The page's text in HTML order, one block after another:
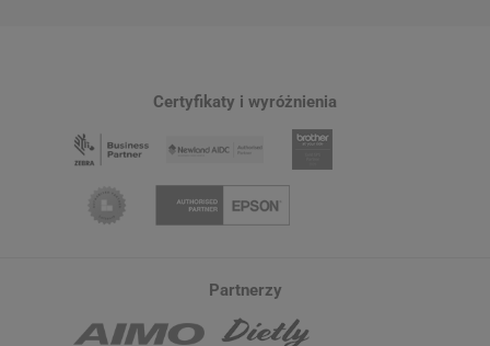
Certyfikaty i wyróżnienia
Partnerzy